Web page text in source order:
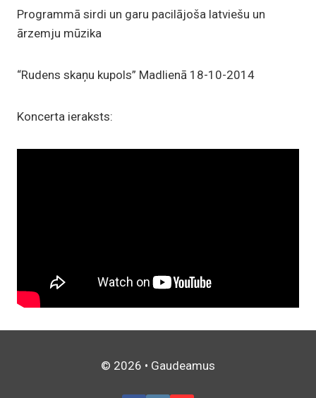
Programmā sirdi un garu pacilājoša latviešu un
ārzemju mūzika
“Rudens skaņu kupols” Madlienā 18-10-2014
Koncerta ieraksts:
© 2026 • Gaudeamus